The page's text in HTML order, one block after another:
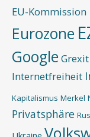
EU-Kommission
Eurozone
Google Grexit
Internetfreiheit
Kapitalismus Merkel
Privatsphäre